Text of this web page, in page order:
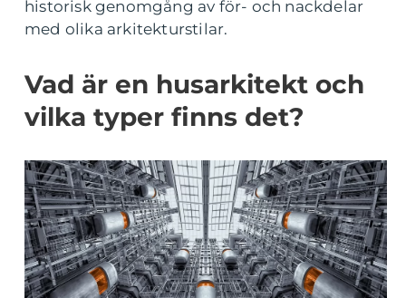
historisk genomgång av för- och nackdelar
med olika arkitekturstilar.
Vad är en husarkitekt och
vilka typer finns det?